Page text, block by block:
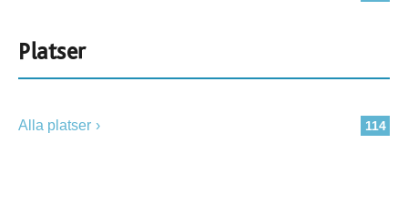
Platser
114
Alla platser